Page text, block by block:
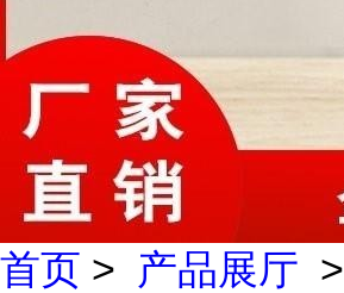
首页 > 产品展厅 >